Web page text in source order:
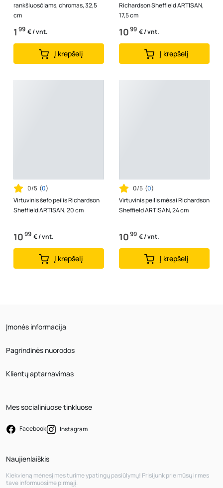
rankšluosčiams, chromas, 32,5
cm
1 99 € / vnt.
Į krepšelį
Richardson Sheffield ARTISAN,
17,5 cm
1099 € / vnt.
Į krepšelį
0/5 (0)
Virtuvinis šefo peilis Richardson
Sheffield ARTISAN, 20 cm
1099 € / vnt.
Į krepšelį
0/5 (0)
Virtuvinis peilis mėsai Richardson
Sheffield ARTISAN, 24 cm
1099 € / vnt.
Į krepšelį
Įmonės informacija
Pagrindinės nuorodos
Klientų aptarnavimas
Mes socialiniuose tinkluose
Facebook Instagram
Naujienlaiškis
Kiekvieną mėnesį mes turime ypatingų pasiūlymų! Prisijunk prie mūsų ir mes
tave informuosime pirmąjį.